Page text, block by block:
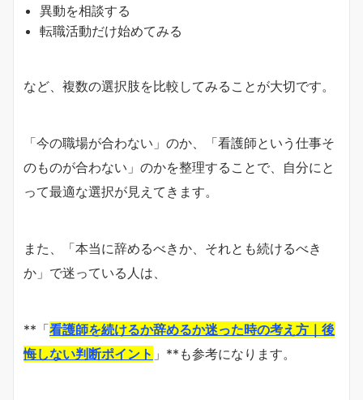
異動を相談する
転職活動だけ始めてみる
など、複数の選択肢を比較してみることが大切です。
「今の職場が合わない」のか、「看護師という仕事そ
のものが合わない」のかを整理することで、自分にと
って最適な選択が見えてきます。
また、「本当に辞めるべきか、それとも続けるべき
か」で迷っている人は、
**「看護師を続けるか辞めるか迷った時の考え方｜後
悔しない判断ポイント 」**も参考になります。